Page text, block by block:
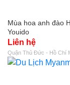
Mùa hoa anh đào
Youido
Liên hệ
Quận Thủ Đức - Hồ Chí